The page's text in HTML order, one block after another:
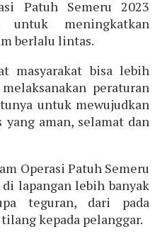
Patuh Semeru 2023
meningkatkan
berlalu lintas.
masyarakat bisa lebih
peraturan
untuk mewujudkan
aman, selamat dan
Operasi Patuh Semeru
lapangan lebih banyak
teguran, dari pada
kepada pelanggar.